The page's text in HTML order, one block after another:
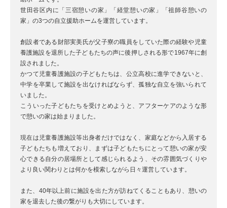
世田谷区内に「三宿憩いの家」「経堂憩いの家」「祖師谷憩いの
家」の3つの自立援助ホームを運営しています。
創設者である財部実美氏が父子寮の職員をしていた際の経験や児童
養護施設を退所した子どもたちの声に後押しされる形で1967年に創
設されました。
かつて児童養護施設の子どもたちは、公立高校に進学できないと、
中学を卒業して施設を出なければならず、孤独な自立を強いられて
いました。
こういった子どもたちを受けとめようと、アフターケアのような形
で憩いの家は始まりました。
現在は児童養護施設等出身者だけではなく、家庭などから入居する
子どもたちも増えており、まずは子どもたちにとって憩いの家が安
心できる自分の居場所として感じられるよう、その雰囲気づくりや
より良い関わりとは何かを模索しながら日々運営しています。
また、40年以上前に施設を出た方が訪ねてくることもあり、憩いの
家を退去した後の繋がりも大切にしています。